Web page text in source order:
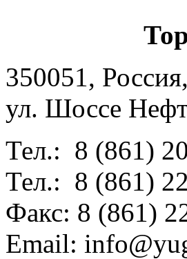
350051,
ул. Шоссе
Тел.: 8 (861)
Тел.: 8 (861)
Факс: 8 (861)
Email: